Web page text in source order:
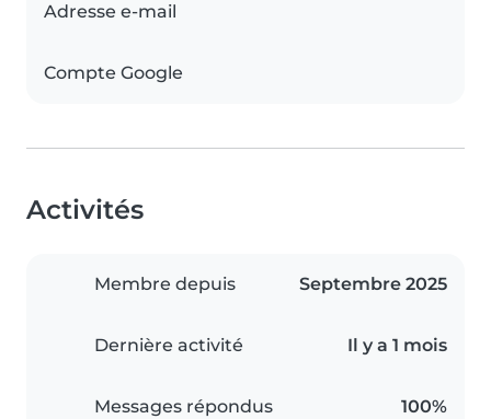
Adresse e-mail
Compte Google
Activités
Membre depuis Septembre 2025
Dernière activité Il y a 1 mois
Messages répondus 100%